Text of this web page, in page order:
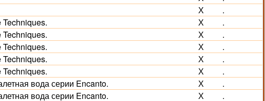
Х
.
Х
.
Х
.
Х
.
Х
.
Х
.
вода серии Encanto. Х
.
вода серии Encanto. Х .